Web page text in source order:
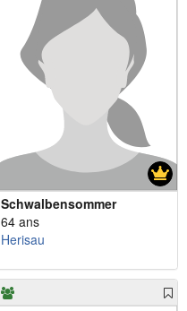
Schwalbensommer
64 ans
Herisau